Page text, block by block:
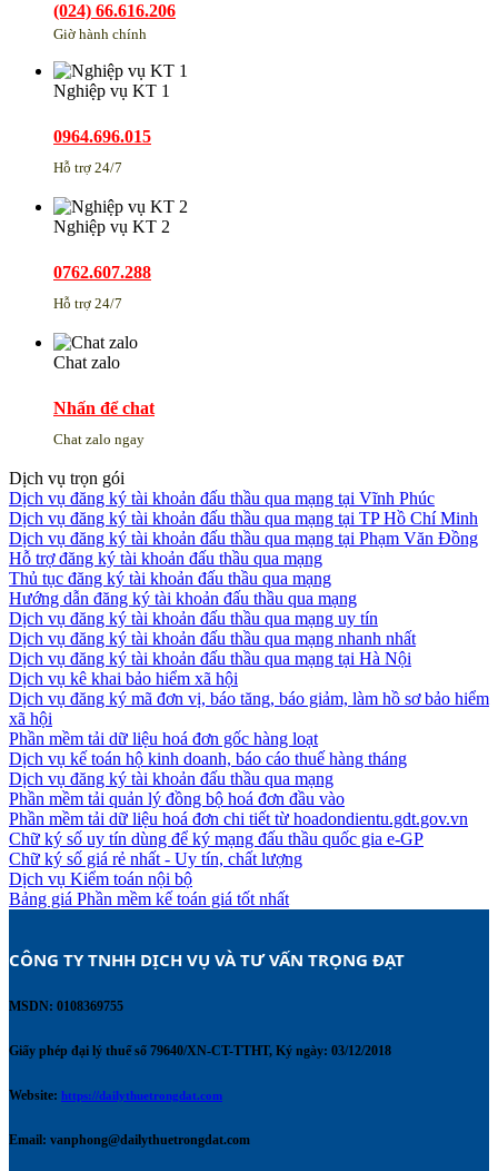
(024) 66.616.206
Giờ hành chính
Nghiệp vụ KT 1
0964.696.015
Hỗ trợ 24/7
Nghiệp vụ KT 2
0762.607.288
Hỗ trợ 24/7
Chat zalo
Nhấn để chat
Chat zalo ngay
Dịch vụ trọn gói
Dịch vụ đăng ký tài khoản đấu thầu qua mạng tại Vĩnh Phúc
Dịch vụ đăng ký tài khoản đấu thầu qua mạng tại TP Hồ Chí Minh
Dịch vụ đăng ký tài khoản đấu thầu qua mạng tại Phạm Văn Đồng
Hỗ trợ đăng ký tài khoản đấu thầu qua mạng
Thủ tục đăng ký tài khoản đấu thầu qua mạng
Hướng dẫn đăng ký tài khoản đấu thầu qua mạng
Dịch vụ đăng ký tài khoản đấu thầu qua mạng uy tín
Dịch vụ đăng ký tài khoản đấu thầu qua mạng nhanh nhất
Dịch vụ đăng ký tài khoản đấu thầu qua mạng tại Hà Nội
Dịch vụ kê khai bảo hiểm xã hội
Dịch vụ đăng ký mã đơn vị, báo tăng, báo giảm, làm hồ sơ bảo hiểm
xã hội
Phần mềm tải dữ liệu hoá đơn gốc hàng loạt
Dịch vụ kế toán hộ kinh doanh, báo cáo thuế hàng tháng
Dịch vụ đăng ký tài khoản đấu thầu qua mạng
Phần mềm tải quản lý đồng bộ hoá đơn đầu vào
Phần mềm tải dữ liệu hoá đơn chi tiết từ hoadondientu.gdt.gov.vn
Chữ ký số uy tín dùng để ký mạng đấu thầu quốc gia e-GP
Chữ ký số giá rẻ nhất - Uy tín, chất lượng
Dịch vụ Kiểm toán nội bộ
Bảng giá Phần mềm kế toán giá tốt nhất
CÔNG TY TNHH DỊCH VỤ VÀ TƯ VẤN TRỌNG ĐẠT
MSDN: 0108369755
Giấy phép đại lý thuế số 79640/XN-CT-TTHT, Ký ngày: 03/12/2018
Website: https://dailythuetrongdat.com
Email: vanphong@dailythuetrongdat.com